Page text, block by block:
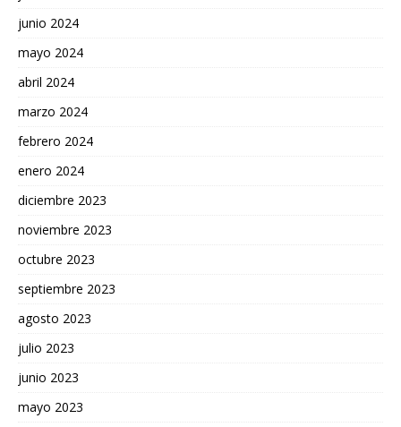
junio 2024
mayo 2024
abril 2024
marzo 2024
febrero 2024
enero 2024
diciembre 2023
noviembre 2023
octubre 2023
septiembre 2023
agosto 2023
julio 2023
junio 2023
mayo 2023